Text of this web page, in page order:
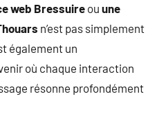
web Bressuire ou une
n’est pas simplement
également un
où chaque interaction
résonne profondément